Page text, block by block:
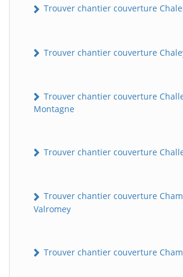
Trouver chantier couverture
Trouver chantier couverture
Trouver chantier couverture
Montagne
Trouver chantier couverture
Trouver chantier couverture
Valromey
Trouver chantier couverture